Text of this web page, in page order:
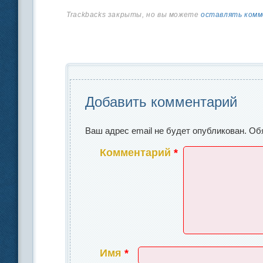
c
o
k
k
n
р
и
Trackbacks закрыты, но вы можетеоставлять
Добавить комментарий
Ваш адрес email не будет опубликован.
Комментарий*
Имя*